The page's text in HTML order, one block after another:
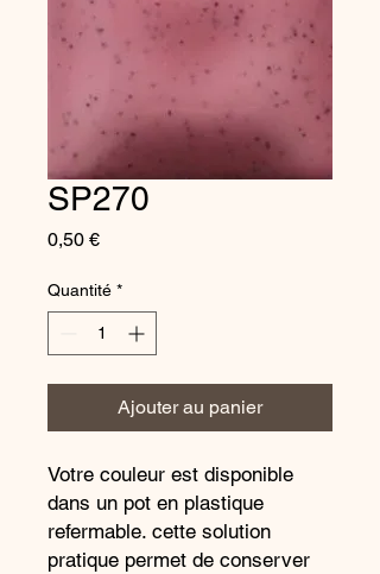
SP270
0,50 €Prix
Quantité *
Ajouter au panier
Votre couleur est disponible
dans un pot en plastique
refermable. cette solution
pratique permet de conserver